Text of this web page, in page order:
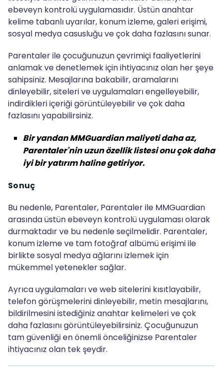
ebeveyn kontrolü uygulamasıdır. Üstün anahtar
kelime tabanlı uyarılar, konum izleme, galeri erişimi,
sosyal medya casusluğu ve çok daha fazlasını sunar.
Parentaler ile çocuğunuzun çevrimiçi faaliyetlerini
anlamak ve denetlemek için ihtiyacınız olan her şeye
sahipsiniz. Mesajlarına bakabilir, aramalarını
dinleyebilir, siteleri ve uygulamaları engelleyebilir,
indirdikleri içeriği görüntüleyebilir ve çok daha
fazlasını yapabilirsiniz.
Bir yandanMMGuardian maliyetidaha az,
Parentaler'nin uzun özellik listesi onu çok daha
iyi bir yatırım haline getiriyor.
Sonuç
Bu nedenle, Parentaler, Parentaler ile MMGuardian
arasında üstün ebeveyn kontrolü uygulaması olarak
durmaktadır ve bu nedenle seçilmelidir. Parentaler,
konum izleme ve tam fotoğraf albümü erişimi ile
birlikte sosyal medya ağlarını izlemek için
mükemmel yetenekler sağlar.
Ayrıca uygulamaları ve web sitelerini kısıtlayabilir,
telefon görüşmelerini dinleyebilir, metin mesajlarını,
bildirilmesini istediğiniz anahtar kelimeleri ve çok
daha fazlasını görüntüleyebilirsiniz. Çocuğunuzun
tam güvenliği en önemli önceliğinizse Parentaler
ihtiyacınız olan tek şeydir.